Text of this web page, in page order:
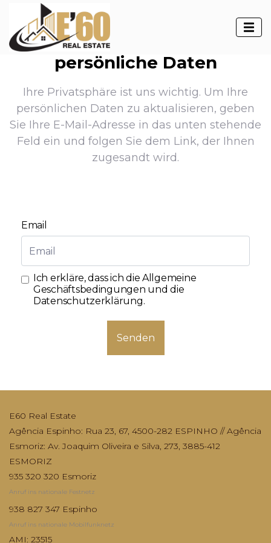
persönliche Daten
Ihre Privatsphäre ist uns wichtig. Um Ihre
persönlichen Daten zu aktualisieren, geben
Sie Ihre E-Mail-Adresse in das unten stehende
Feld ein und folgen Sie dem Link, der Ihnen
zugesandt wird.
Email
Ich erkläre, dass ich die Allgemeine
Geschäftsbedingungen und die
Datenschutzerklärung.
Senden
E60 Real Estate
Agência Espinho: Rua 23, 67, 4500-282 ESPINHO // Agência
Esmoriz: Av. Joaquim Oliveira e Silva, 273, 3885-412
ESMORIZ
935 320 320 Esmoriz
Anruf ins nationale Festnetz
938 827 347 Espinho
Anruf ins nationale Mobilfunknetz
AMI: 23515